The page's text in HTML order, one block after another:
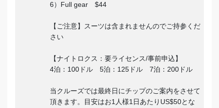
6）Full gear $44
【ご注意】スーツは含まれませんのでご持参くだ
さい
【ナイトロクス：要ライセンス/事前申込】
4泊：100ドル 5泊：125ドル 7泊：200ドル
当クルーズでは最終日にチップのご案内をさせて
頂きます。目安はお1人様1日あたりUS$50とな